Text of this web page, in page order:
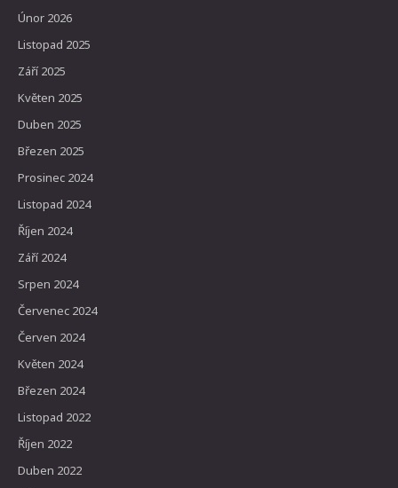
Únor 2026
Listopad 2025
Září 2025
Květen 2025
Duben 2025
Březen 2025
Prosinec 2024
Listopad 2024
Říjen 2024
Září 2024
Srpen 2024
Červenec 2024
Červen 2024
Květen 2024
Březen 2024
Listopad 2022
Říjen 2022
Duben 2022